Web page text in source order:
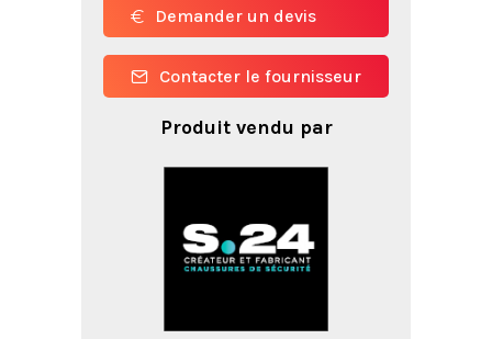
Demander un devis
Contacter le fournisseur
Produit vendu par